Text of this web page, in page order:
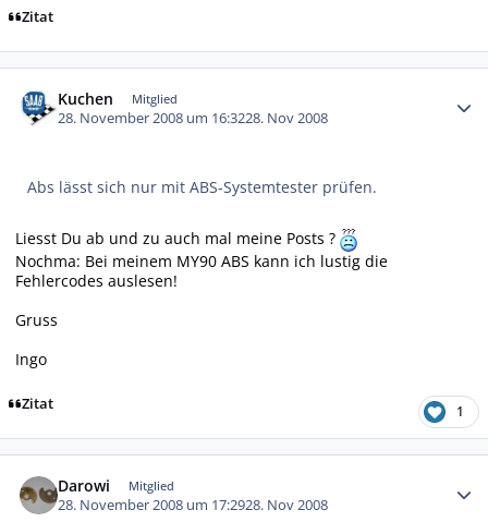
Zitat
Kuchen Mitglied
28. November 2008 um 16:3228. Nov 2008
Abs lässt sich nur mit ABS-Systemtester prüfen.
Liesst Du ab und zu auch mal meine Posts ?
Nochma: Bei meinem MY90 ABS kann ich lustig die
Fehlercodes auslesen!
Gruss
Ingo
Zitat 1
Darowi Mitglied
28. November 2008 um 17:2928. Nov 2008